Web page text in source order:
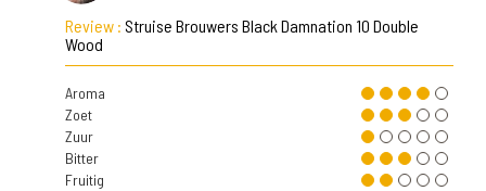
Review : Struise Brouwers Black Damnation 10 Double
Wood
Aroma
Zoet
Zuur
Bitter
Fruitig